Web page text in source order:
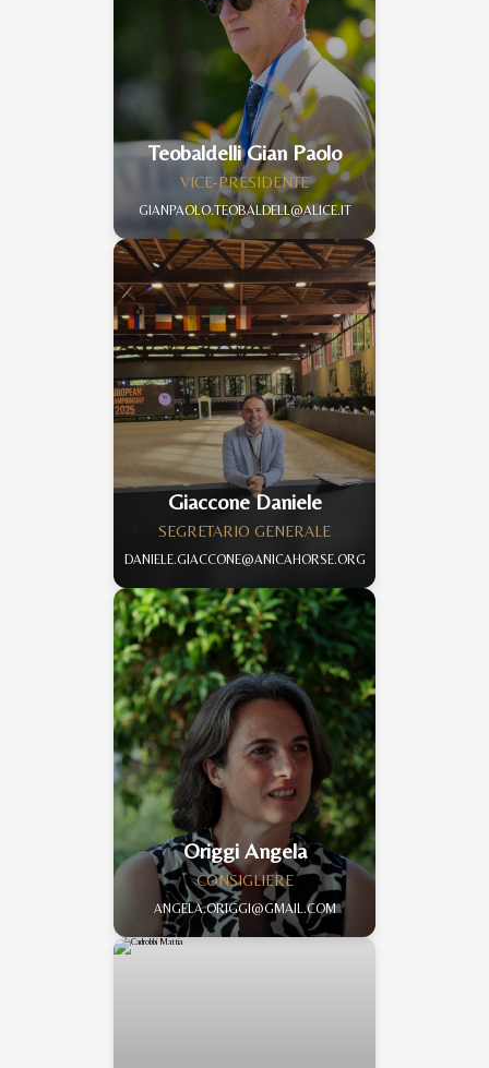
Teobaldelli Gian Paolo
VICE-PRESIDENTE
GIANPAOLO.TEOBALDELL@ALICE.IT
Giaccone Daniele
SEGRETARIO GENERALE
DANIELE.GIACCONE@ANICAHORSE.ORG
Origgi Angela
CONSIGLIERE
ANGELA.ORIGGI@GMAIL.COM